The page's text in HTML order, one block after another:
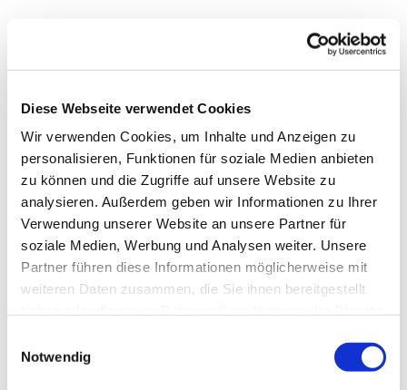
Diese Webseite verwendet Cookies
Wir verwenden Cookies, um Inhalte und Anzeigen zu
personalisieren, Funktionen für soziale Medien anbieten
zu können und die Zugriffe auf unsere Website zu
analysieren. Außerdem geben wir Informationen zu Ihrer
Verwendung unserer Website an unsere Partner für
soziale Medien, Werbung und Analysen weiter. Unsere
Partner führen diese Informationen möglicherweise mit
weiteren Daten zusammen, die Sie ihnen bereitgestellt
NotwendigDies könnte Sie auch